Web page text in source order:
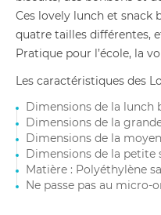
Ces lovely lunch et snack
quatre tailles différentes,
Pratique pour l’école, la
Les caractéristiques des
Dimensions de la lunch
Dimensions de la
Dimensions de la
Dimensions de la petite
Matière : Polyéthylène
Ne passe pas au micro-